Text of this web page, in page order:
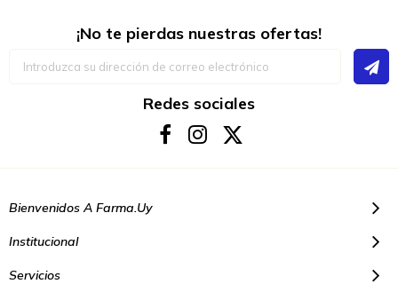
¡No te pierdas nuestras ofertas!
Redes sociales
Bienvenidos A Farma.uy
Institucional
Servicios